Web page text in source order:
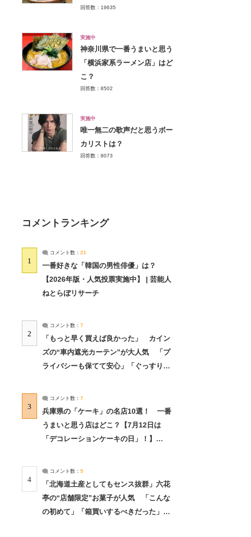
回答数：19635
実施中
神奈川県で一番うまいと思う
「横浜家系ラーメン店」はど
こ？
回答数：8502
実施中
唯一無二の歌声だと思うボー
カリストは？
回答数：8073
コメントランキング
1
コメント数： 21
一番好きな「韓国の男性俳優」は？
【2026年版・人気投票実施中】 | 芸能人
ねとらぼリサーチ
2
コメント数： 7
「もっと早く買えば良かった」 カイン
ズの“車内遮光カーテン”が大人気 「プ
ライバシーも保てて安心」「ぐっすり眠
3
コメント数： 7
兵庫県の「ケーキ」の名店10選！ 一番
うまいと思う店はどこ？【7月12日は
「デコレーションケーキの日」！】
4
コメント数： 5
「北海道土産としてもセンス抜群」六花
亭の“店舗限定”お菓子が人気 「こんな
の初めて」「箱買いするべきだった」